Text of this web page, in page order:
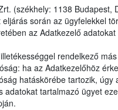
(székhely: 1138 Budapest,
során az ügyfelekkel
az Adatkezelő
rendelkező más
ha az Adatkezelőhöz
hatáskörébe tartozik, úgy
adatokat tartalmazó ügyet